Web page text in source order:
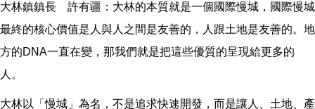
大林鎮鎮長 許有疆：大林的本質就是一個國際慢城，國際慢城
最終的核心價值是人與人之間是友善的，人跟土地是友善的。地
方的DNA一直在變，那我們就是把這些優質的呈現給更多的
人。
大林以「慢城」為名，不是追求快速開發，而是讓人、土地、產